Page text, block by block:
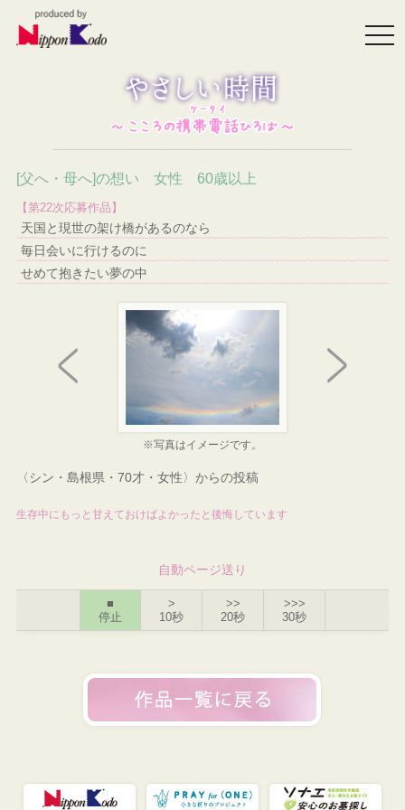
[父へ・母へ]の想い 女性 60歳以上
【第22次応募作品】
天国と現世の架け橋があるのなら
毎日会いに行けるのに
せめて抱きたい夢の中
※写真はイメージです。
〈シン・島根県・70才・女性〉からの投稿
生存中にもっと甘えておけばよかったと後悔しています
自動ページ送り
■
停止
>
10秒
>>
20秒
>>>
30秒